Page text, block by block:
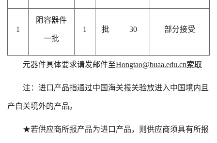
1
阻容器件
一批
1 批 30 部分接受
元器件具体要求请发邮件至Hongtao@buaa.edu.cn索取
注：进口产品指通过中国海关报关验放进入中国境内且
产自关境外的产品。
★若供应商所报产品为进口产品，则供应商须具有所报